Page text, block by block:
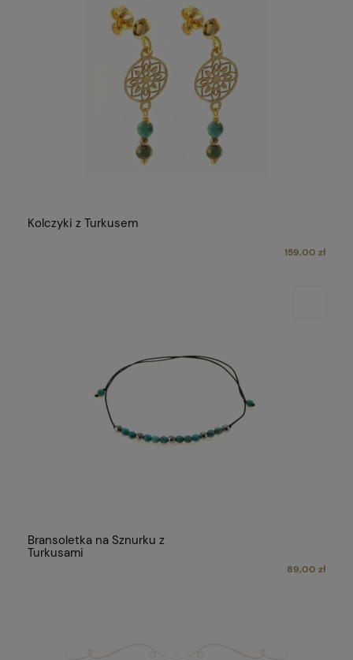
Kolczyki z Turkusem
159,00 zł
Bransoletka na Sznurku z
Turkusami
89,00 zł